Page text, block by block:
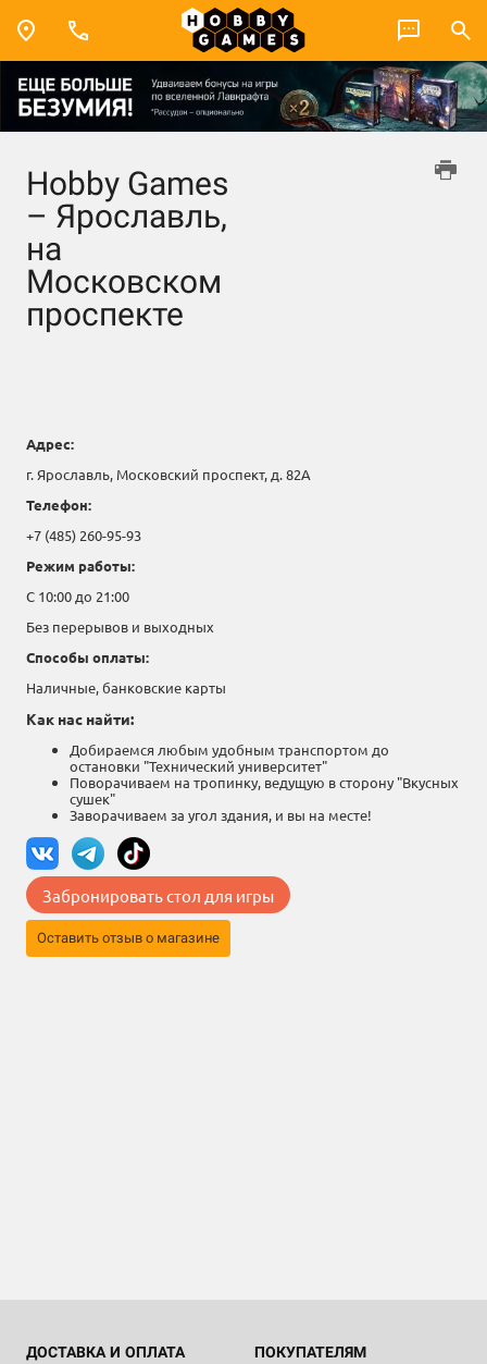
Hobby Games
– Ярославль,
на
Московском
проспекте
Адрес:
г. Ярославль, Московский проспект, д. 82А
Телефон:
+7 (485) 260-95-93
Режим работы:
С 10:00 до 21:00
Без перерывов и выходных
Способы оплаты:
Наличные, банковские карты
Как нас найти:
Добираемся любым удобным транспортом до
остановки "Технический университет"
Поворачиваем на тропинку, ведущую в сторону "Вкусных
сушек"
Заворачиваем за угол здания, и вы на месте!
Забронировать стол для игры
Оставить отзыв о магазине
ДОСТАВКА И ОПЛАТА ПОКУПАТЕЛЯМ